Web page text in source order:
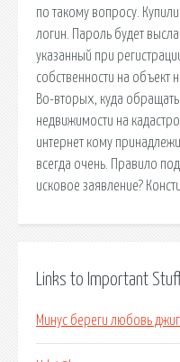
по такому вопросу.
логин. Пароль будет
указанный при
собственности на объект
Во-вторых, куда
недвижимости на
интернет кому
всегда очень. Правило
исковое заявление?
Links to Important
Минус береги любовь